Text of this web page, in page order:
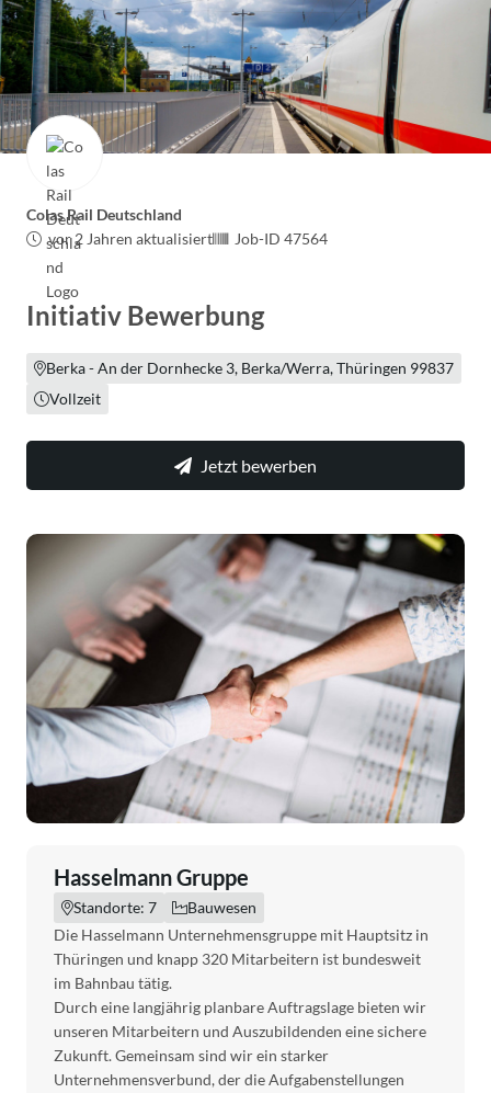
Colas Rail Deutschland
vor 2 Jahren aktualisiert
Job-ID 47564
Initiativ Bewerbung
Berka - An der Dornhecke 3, Berka/Werra, Thüringen 99837
Vollzeit
Jetzt bewerben
Hasselmann Gruppe
Standorte: 7
Bauwesen
Die Hasselmann Unternehmensgruppe mit Hauptsitz in
Thüringen und knapp 320 Mitarbeitern ist bundesweit
im Bahnbau tätig.
Durch eine langjährig planbare Auftragslage bieten wir
unseren Mitarbeitern und Auszubildenden eine sichere
Zukunft. Gemeinsam sind wir ein starker
Unternehmensverbund, der die Aufgabenstellungen